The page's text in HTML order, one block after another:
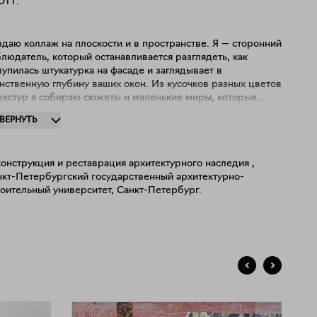
коллаж на плоскости и в пространстве. Я — сторонний
который останавливается разглядеть, как
штукатурка на фасаде и заглядывает в
глубину ваших окон. Из кусочков разных цветов
я собираю сюжеты и маленькие миры, которые
с реальностью, мой отклик на неё и попытки то войти в
реставрации и носят на себе все наслоения
и следы человеческого и природного влияния.
в смешанной технике, создавая объемные коллажи
и реставрация архитектурного наследия ,
Петербургский государственный архитектурно-
университет, Санкт-Петербург.